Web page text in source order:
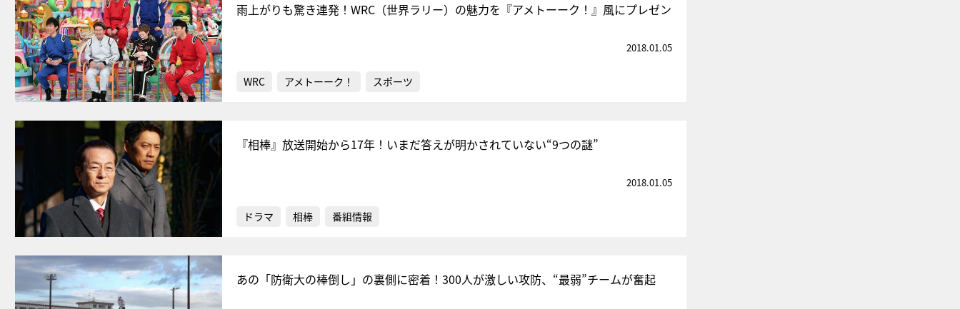
雨上がりも驚き連発！WRC（世界ラリー）の魅力を『アメトーーク！』風にプレゼン
2018.01.05
WRC アメトーーク！ スポーツ
『相棒』放送開始から17年！いまだ答えが明かされていない“9つの謎”
2018.01.05
ドラマ 相棒 番組情報
あの「防衛大の棒倒し」の裏側に密着！300人が激しい攻防、“最弱”チームが奮起